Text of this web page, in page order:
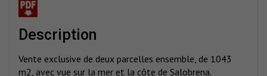
description
Vente exclusive de deux parcelles ensemble, de 1043
m2, avec vue sur la mer et la côte de Salobrena.